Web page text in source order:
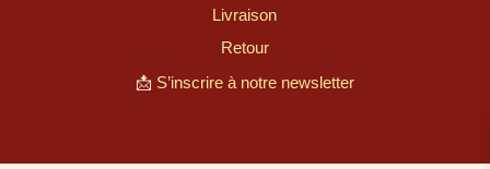
Livraison
Retour
📩 S’inscrire à notre newsletter